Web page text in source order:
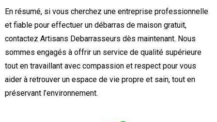
En résumé, si vous cherchez une entreprise professionnelle
et fiable pour effectuer un débarras de maison gratuit,
contactez Artisans Debarrasseurs dès maintenant. Nous
sommes engagés à offrir un service de qualité supérieure
tout en travaillant avec compassion et respect pour vous
aider à retrouver un espace de vie propre et sain, tout en
préservant l’environnement.